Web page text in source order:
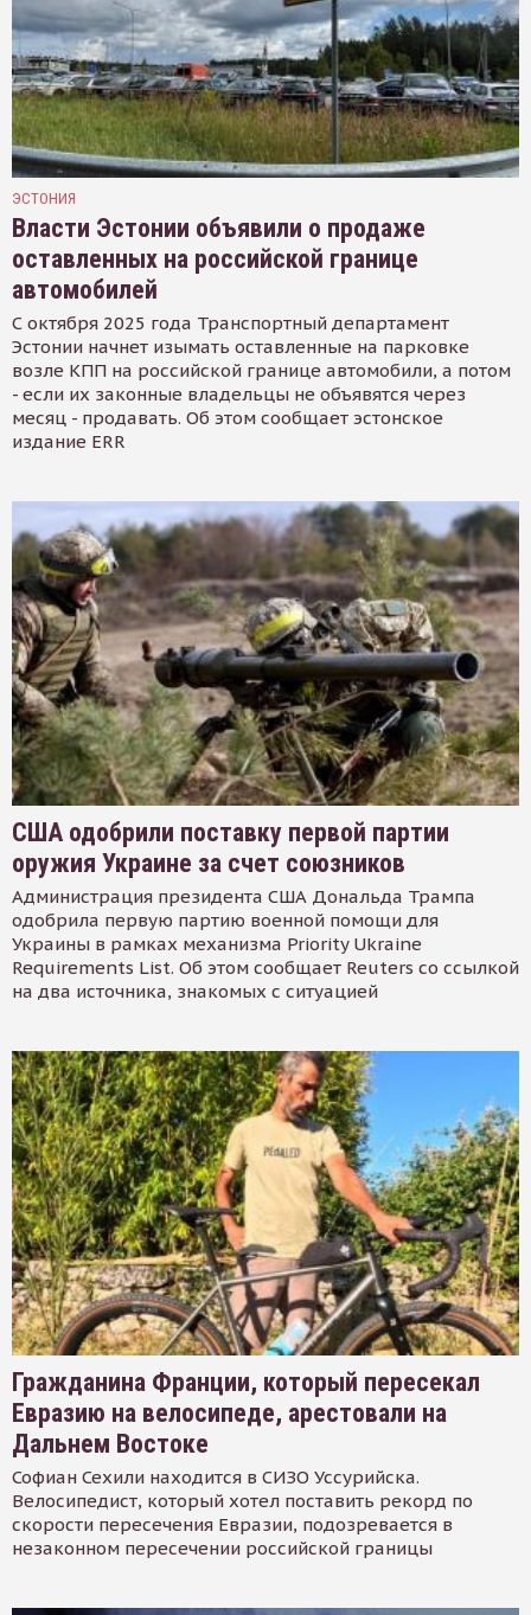
ЭСТОНИЯ
Власти Эстонии объявили о продаже
оставленных на российской границе
автомобилей
С октября 2025 года Транспортный департамент
Эстонии начнет изымать оставленные на парковке
возле КПП на российской границе автомобили, а потом
- если их законные владельцы не объявятся через
месяц - продавать. Об этом сообщает эстонское
издание ERR
США одобрили поставку первой партии
оружия Украине за счет союзников
Администрация президента США Дональда Трампа
одобрила первую партию военной помощи для
Украины в рамках механизма Priority Ukraine
Requirements List. Об этом сообщает Reuters со ссылкой
на два источника, знакомых с ситуацией
Гражданина Франции, который пересекал
Евразию на велосипеде, арестовали на
Дальнем Востоке
Софиан Сехили находится в СИЗО Уссурийска.
Велосипедист, который хотел поставить рекорд по
скорости пересечения Евразии, подозревается в
незаконном пересечении российской границы